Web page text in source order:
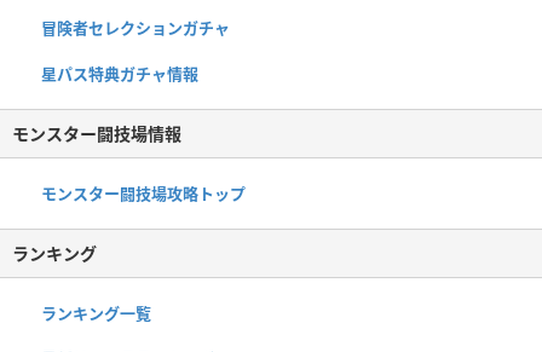
冒険者セレクションガチャ
星パス特典ガチャ情報
モンスター闘技場情報
モンスター闘技場攻略トップ
ランキング
ランキング一覧